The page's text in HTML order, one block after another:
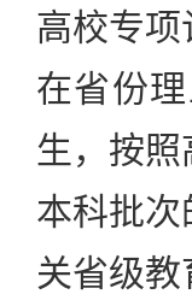
高校专
在省份
生，按
本科批
关省级